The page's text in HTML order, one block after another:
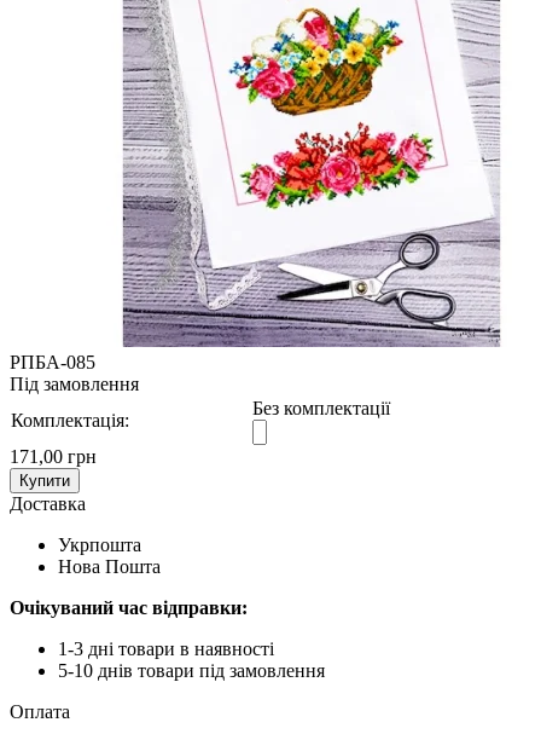
РПБА-085
Під замовлення
Комплектація:
Без комплектації
171,00 грн
Купити
Доставка
Укрпошта
Нова Пошта
Очікуваний час відправки:
1-3 дні товари в наявності
5-10 днів товари під замовлення
Оплата